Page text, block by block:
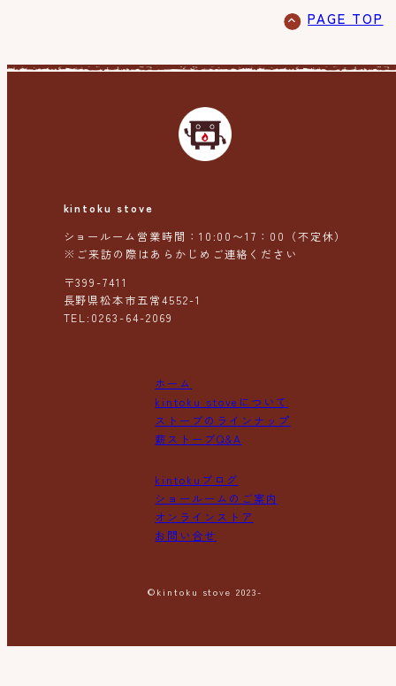
PAGE TOP
kintoku stove
ショールーム営業時間：10:00〜17：00（不定休）
※ご来訪の際はあらかじめご連絡ください
〒399-7411
長野県松本市五常4552-1
TEL:0263-64-2069
ホーム
kintoku stoveについて
ストーブのラインナップ
薪ストーブQ&A
kintokuブログ
ショールームのご案内
オンラインストア
お問い合せ
©kintoku stove 2023-